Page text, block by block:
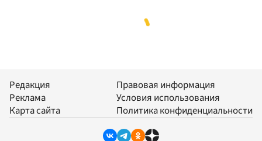
Редакция
Реклама
Карта сайта
Правовая информация
Условия использования
Политика конфиденциальности